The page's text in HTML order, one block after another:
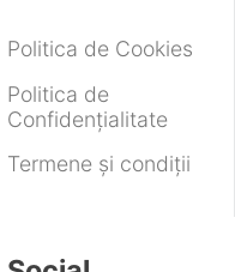
Politica de Cookies
Politica de
Confidențialitate
Termene și condiții